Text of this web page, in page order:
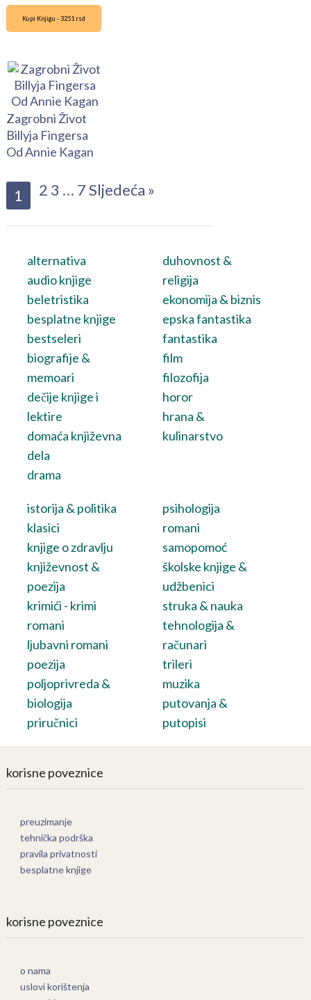
Kupi Knjigu - 3251 rsd
Zagrobni Život
Billyja Fingersa
Od Annie Kagan
1 2 3 … 7Sljedeća »
alternativa
audio knjige
beletristika
besplatne knjige
bestseleri
biografije &
memoari
dečije knjige i
lektire
domaća književna
dela
drama
duhovnost &
religija
ekonomija & biznis
epska fantastika
fantastika
film
filozofija
horor
hrana &
kulinarstvo
istorija & politika
klasici
knjige o zdravlju
književnost &
poezija
krimići - krimi
romani
ljubavni romani
poezija
poljoprivreda &
biologija
priručnici
psihologija
romani
samopomoć
školske knjige &
udžbenici
struka & nauka
tehnologija &
računari
trileri
muzika
putovanja &
putopisi
korisne poveznice
preuzimanje
tehnička podrška
pravila privatnosti
besplatne knjige
korisne poveznice
o nama
uslovi korištenja